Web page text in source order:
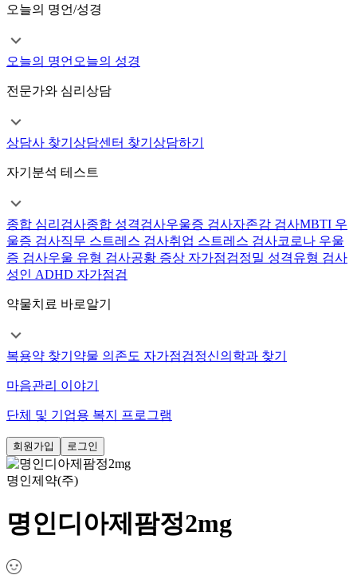
오늘의 명언/성경
오늘의 명언 오늘의 성경
전문가와 심리상담
상담사 찾기 상담센터 찾기 상담하기
자기분석 테스트
종합 심리검사종합 성격검사우울증 검사자존감 검사MBTI 우
울증 검사직무 스트레스 검사취업 스트레스 검사코로나 우울
증 검사우울 유형 검사공황 증상 자가점검정밀 성격유형 검사
성인 ADHD 자가점검
약물치료 바로알기
복용약 찾기 약물 의존도 자가점검정신의학과 찾기
마음관리 이야기
단체 및 기업용 복지 프로그램
회원가입 로그인
명인제약(주)
명인디아제팜정2mg